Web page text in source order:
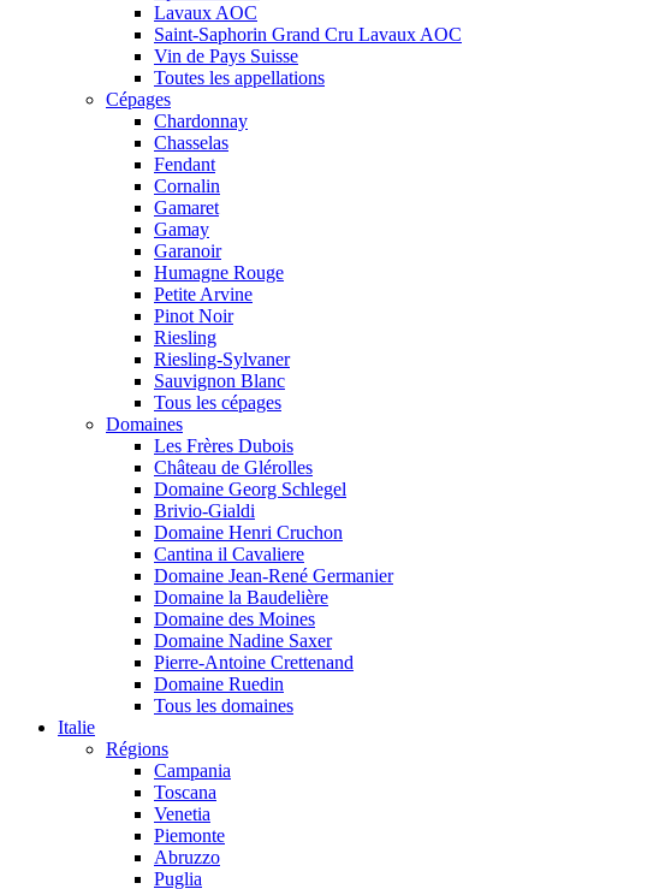
Lavaux AOC
Saint-Saphorin Grand Cru Lavaux AOC
Vin de Pays Suisse
Toutes les appellations
Cépages
Chardonnay
Chasselas
Fendant
Cornalin
Gamaret
Gamay
Garanoir
Humagne Rouge
Petite Arvine
Pinot Noir
Riesling
Riesling-Sylvaner
Sauvignon Blanc
Tous les cépages
Domaines
Les Frères Dubois
Château de Glérolles
Domaine Georg Schlegel
Brivio-Gialdi
Domaine Henri Cruchon
Cantina il Cavaliere
Domaine Jean-René Germanier
Domaine la Baudelière
Domaine des Moines
Domaine Nadine Saxer
Pierre-Antoine Crettenand
Domaine Ruedin
Tous les domaines
Italie
Régions
Campania
Toscana
Venetia
Piemonte
Abruzzo
Puglia